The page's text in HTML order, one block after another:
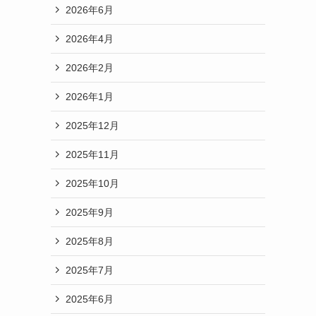
2026年6月
2026年4月
2026年2月
2026年1月
2025年12月
2025年11月
2025年10月
2025年9月
2025年8月
2025年7月
2025年6月